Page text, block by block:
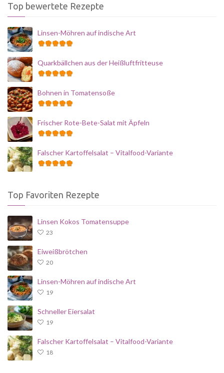
Top bewertete Rezepte
Linsen-Möhren auf indische Art
Quarkbällchen aus der Heißluftfritteuse
Bohnen in Tomatensoße
Frischer Rote-Bete-Salat mit Äpfeln
Falscher Kartoffelsalat – Vitalfood-Variante
Top Favoriten Rezepte
Linsen Kokos Tomatensuppe
23
Eiweißbrötchen
20
Linsen-Möhren auf indische Art
19
Schneller Eiersalat
19
Falscher Kartoffelsalat – Vitalfood-Variante
18